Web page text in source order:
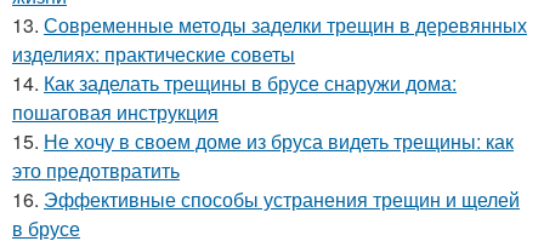
13. Современные методы заделки трещин в деревянных
изделиях: практические советы
14. Как заделать трещины в брусе снаружи дома:
пошаговая инструкция
15. Не хочу в своем доме из бруса видеть трещины: как
это предотвратить
16. Эффективные способы устранения трещин и щелей
в брусе